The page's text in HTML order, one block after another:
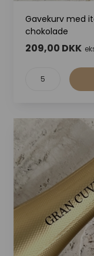
Gavekurv med
chokolade
209,00 DKK